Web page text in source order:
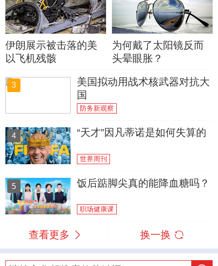
伊朗展示被击落的美
以飞机残骸
为何戴了太阳镜反而
头晕眼胀？
3
美国拟动用战术核武器对抗大
国
防务新观察
4 “天才”因凡蒂诺是如何失算的
世界周刊
5 饭后踮脚尖真的能降血糖吗？
职场健康课
查看更多 换一换